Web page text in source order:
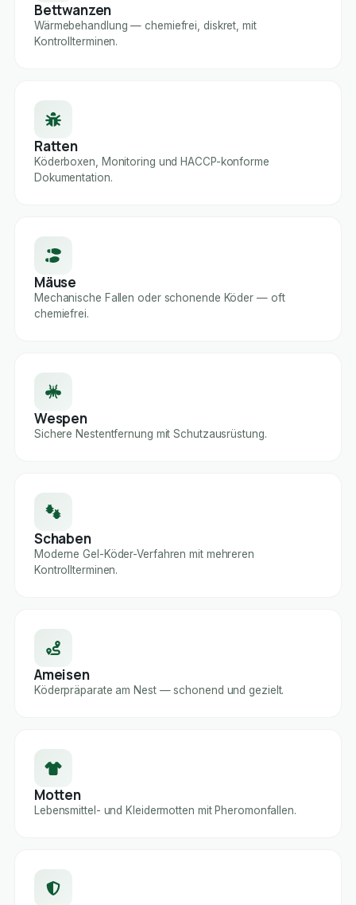
Bettwanzen
Wärmebehandlung — chemiefrei, diskret, mit
Kontrollterminen.
Ratten
Köderboxen, Monitoring und HACCP-konforme
Dokumentation.
Mäuse
Mechanische Fallen oder schonende Köder — oft
chemiefrei.
Wespen
Sichere Nestentfernung mit Schutzausrüstung.
Schaben
Moderne Gel-Köder-Verfahren mit mehreren
Kontrollterminen.
Ameisen
Köderpräparate am Nest — schonend und gezielt.
Motten
Lebensmittel- und Kleidermotten mit Pheromonfallen.